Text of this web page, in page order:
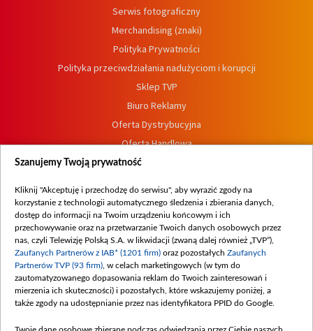
Serwis fotograficzny
Merchandising (znaki)
Polityka Prywatności
Polityka przeciwdziałania nadużyciom i korupcji
Sklep TVP
Biuro Reklamy
Oferta Dystrybucyjna
Oferta Handlowa
Dostępność
Procedura zgłoszeń wewnętrznych
Szanujemy Twoją prywatność
Kliknij "Akceptuję i przechodzę do serwisu", aby wyrazić zgody na
korzystanie z technologii automatycznego śledzenia i zbierania danych,
dostęp do informacji na Twoim urządzeniu końcowym i ich
przechowywanie oraz na przetwarzanie Twoich danych osobowych przez
nas, czyli Telewizję Polską S.A. w likwidacji (zwaną dalej również „TVP”),
Zaufanych Partnerów z IAB* (1201 firm) oraz pozostałych Zaufanych
Partnerów TVP (93 firm) , w celach marketingowych (w tym do
zautomatyzowanego dopasowania reklam do Twoich zainteresowań i
mierzenia ich skuteczności) i pozostałych, które wskazujemy poniżej, a
także zgody na udostępnianie przez nas identyfikatora PPID do Google.